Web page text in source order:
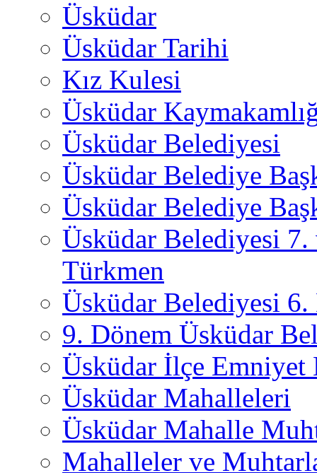
Üsküdar
Üsküdar Tarihi
Kız Kulesi
Üsküdar
Üsküdar Belediyesi
Üsküdar Belediye
Üsküdar Belediye
Üsküdar Belediyesi
Türkmen
Üsküdar Belediyesi 6.
9. Dönem Üsküdar
Üsküdar İlçe
Üsküdar Mahalleleri
Üsküdar Mahalle
Mahalleler ve